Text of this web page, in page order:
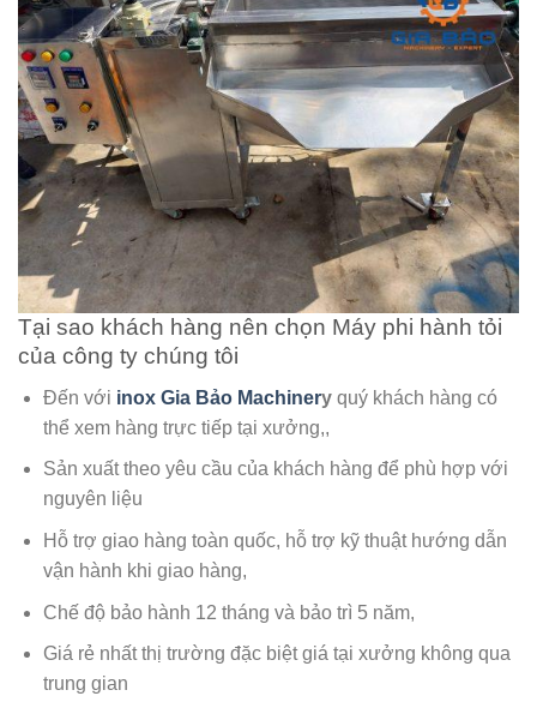
Tại sao khách hàng nên chọn Máy phi hành tỏi
của công ty chúng tôi
Đến với inox Gia Bảo Machinery quý khách hàng có
thể xem hàng trực tiếp tại xưởng,,
Sản xuất theo yêu cầu của khách hàng để phù hợp với
nguyên liệu
Hỗ trợ giao hàng toàn quốc, hỗ trợ kỹ thuật hướng dẫn
vận hành khi giao hàng,
Chế độ bảo hành 12 tháng và bảo trì 5 năm,
Giá rẻ nhất thị trường đặc biệt giá tại xưởng không qua
trung gian